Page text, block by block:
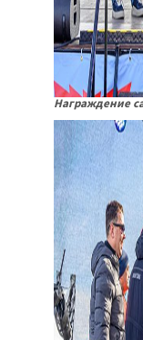
Награждение